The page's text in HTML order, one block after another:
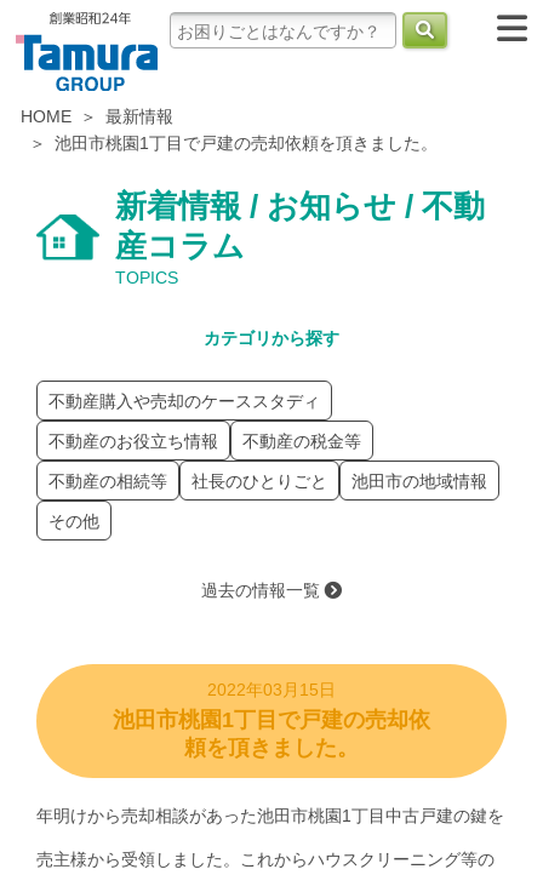
HOME
最新情報
池田市桃園1丁目で戸建の売却依頼を頂きました。
新着情報 / お知らせ / 不動
産コラム
TOPICS
カテゴリから探す
不動産購入や売却のケーススタディ
不動産のお役立ち情報 不動産の税金等
不動産の相続等 社長のひとりごと 池田市の地域情報
その他
過去の情報一覧
2022年03月15日
池田市桃園1丁目で戸建の売却依
頼を頂きました。
年明けから売却相談があった池田市桃園1丁目中古戸建の鍵を
売主様から受領しました。これからハウスクリーニング等の